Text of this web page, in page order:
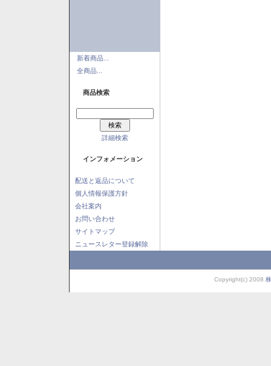
新着商品...
全商品...
商品検索
詳細検索
インフォメーション
配送と返品について
個人情報保護方針
会社案内
お問い合わせ
サイトマップ
ニュースレター登録解除
Copyright(c) 2008